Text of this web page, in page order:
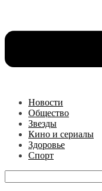
Новости
Общество
Звезды
Кино и сериалы
Здоровье
Спорт